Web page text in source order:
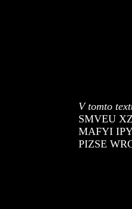
V tomto
SMVEU
MAFYI
PIZSE